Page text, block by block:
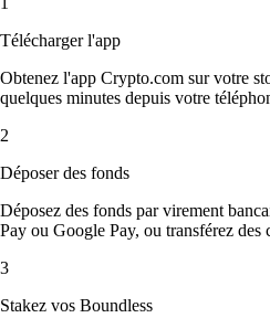
Télécharger l'app
Obtenez l'app Crypto.com sur votre
quelques minutes depuis votre
2
Déposer des fonds
Déposez des fonds par virement
Pay ou Google Pay, ou transférez
3
Stakez vos Boundless